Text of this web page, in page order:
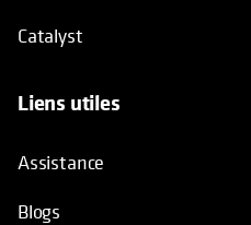
Catalyst
Liens utiles
Assistance
Blogs